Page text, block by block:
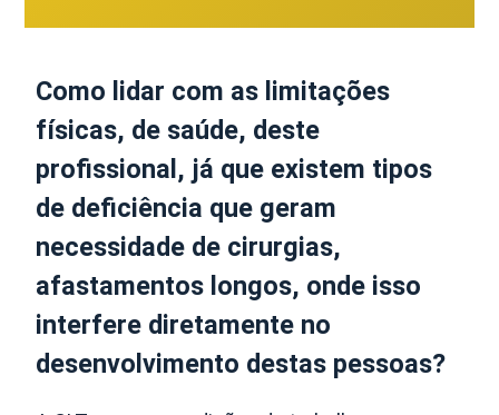
Como lidar com as limitações
físicas, de saúde, deste
profissional, já que existem tipos
de deficiência que geram
necessidade de cirurgias,
afastamentos longos, onde isso
interfere diretamente no
desenvolvimento destas pessoas?